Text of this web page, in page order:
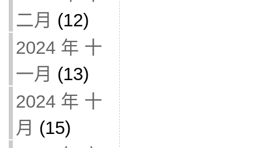
二月 (12)
2024 年 十
一月 (13)
2024 年 十
月 (15)